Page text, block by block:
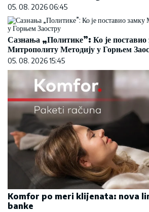
05. 08. 2026 06:45
Сазнања „Политике”: Ко је поставио
Митрополиту Методију у Горњем
05. 08. 2026 15:45
Komfor po meri klijenata: nova
banke